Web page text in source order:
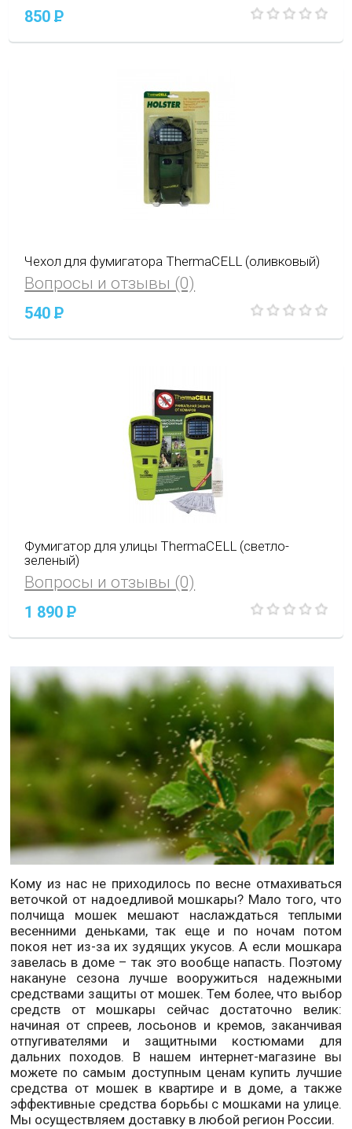
850P
Чехол для фумигатора ThermaCELL (оливковый)
Вопросы и отзывы (0)
540P
Фумигатор для улицы ThermaCELL (светло-
зеленый)
Вопросы и отзывы (0)
1 890P
Кому из нас не приходилось по весне отмахиваться
веточкой от надоедливой мошкары? Мало того, что
полчища мошек мешают наслаждаться теплыми
весенними деньками, так еще и по ночам потом
покоя нет из-за их зудящих укусов. А если мошкара
завелась в доме – так это вообще напасть. Поэтому
накануне сезона лучше вооружиться надежными
средствами защиты от мошек. Тем более, что выбор
средств от мошкары сейчас достаточно велик:
начиная от спреев, лосьонов и кремов, заканчивая
отпугивателями и защитными костюмами для
дальних походов. В нашем интернет-магазине вы
можете по самым доступным ценам купить лучшие
средства от мошек в квартире и в доме, а также
эффективные средства борьбы с мошками на улице.
Мы осуществляем доставку в любой регион России.